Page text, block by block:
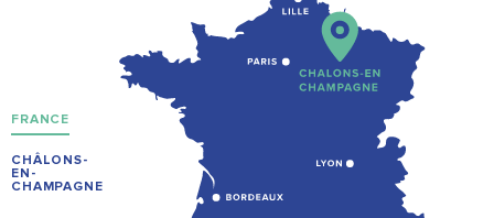
FRANCE
CHÂLONS-
EN-
CHAMPAGNE